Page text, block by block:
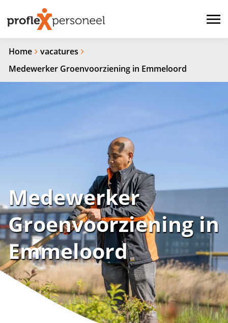
Home
vacatures
Medewerker Groenvoorziening in Emmeloord
Medewerker
Groenvoorziening in
Emmeloord